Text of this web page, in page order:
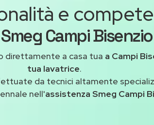
e
Campi
direttamente a casa tua a Campi
tua lavatrice.
da tecnici altamente
nell'assistenza Smeg Campi